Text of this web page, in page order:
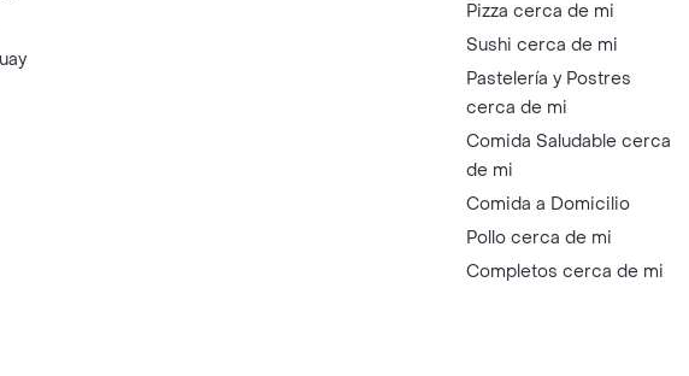
Pizza cerca de mi
Sushi cerca de mi
Pastelería y Postres
cerca de mi
Comida Saludable cerca
de mi
Comida a Domicilio
Pollo cerca de mi
Completos cerca de mi